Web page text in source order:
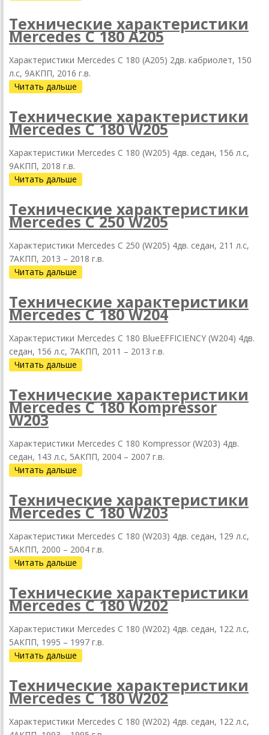
Технические характеристики
Mercedes C 180 А205
Характеристики Mercedes C 180 (А205) 2дв. кабриолет, 150
л.с, 9АКПП, 2016 г.в.
Читать дальше
Технические характеристики
Mercedes C 180 W205
Характеристики Mercedes C 180 (W205) 4дв. седан, 156 л.с,
9АКПП, 2018 г.в.
Читать дальше
Технические характеристики
Mercedes С 250 W205
Характеристики Mercedes С 250 (W205) 4дв. седан, 211 л.с,
7АКПП, 2013 – 2018 г.в.
Читать дальше
Технические характеристики
Mercedes C 180 W204
Характеристики Mercedes C 180 BlueEFFICIENCY (W204) 4дв.
седан, 156 л.с, 7АКПП, 2011 – 2013 г.в.
Читать дальше
Технические характеристики
Mercedes C 180 Kompressor
W203
Характеристики Mercedes C 180 Kompressor (W203) 4дв.
седан, 143 л.с, 5АКПП, 2004 – 2007 г.в.
Читать дальше
Технические характеристики
Mercedes C 180 W203
Характеристики Mercedes C 180 (W203) 4дв. седан, 129 л.с,
5АКПП, 2000 – 2004 г.в.
Читать дальше
Технические характеристики
Mercedes C 180 W202
Характеристики Mercedes C 180 (W202) 4дв. седан, 122 л.с,
5АКПП, 1995 – 1997 г.в.
Читать дальше
Технические характеристики
Mercedes C 180 W202
Характеристики Mercedes C 180 (W202) 4дв. седан, 122 л.с,